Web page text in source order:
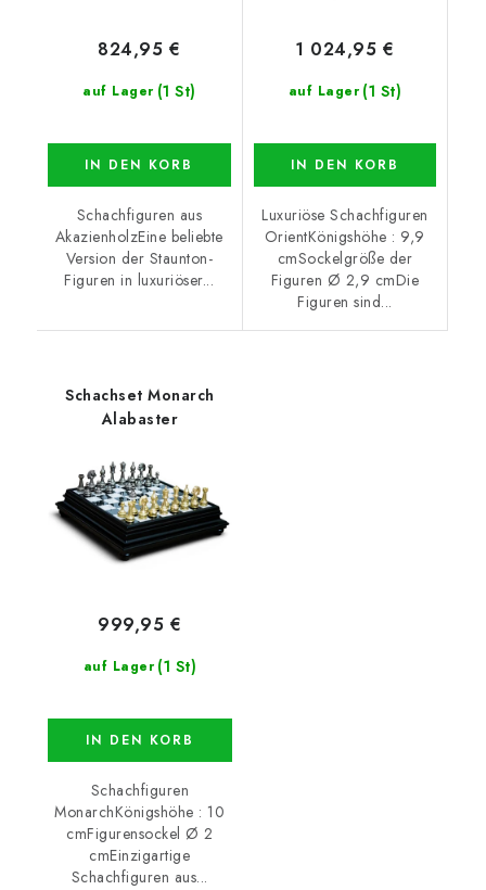
auf Lager (1 St)
824,95 €
IN DEN KORB
Schachfiguren aus
AkazienholzEine beliebte
Version der Staunton-
Figuren in luxuriöser...
auf Lager (1 St)
1 024,95 €
IN DEN KORB
Luxuriöse Schachfiguren
OrientKönigshöhe : 9,9
cmSockelgröße der
Figuren Ø 2,9 cmDie
Figuren sind...
Schachset Monarch
Alabaster
auf Lager (1 St)
999,95 €
IN DEN KORB
Schachfiguren
MonarchKönigshöhe : 10
cmFigurensockel Ø 2
cmEinzigartige
Schachfiguren aus...